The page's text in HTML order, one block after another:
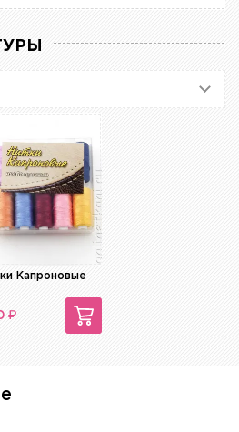
Капроновые
₽